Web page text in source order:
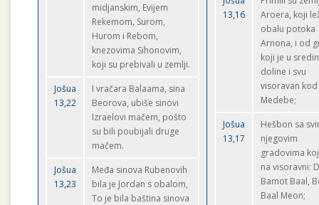
midjanskim, Evijem
Rekemom, Surom,
Hurom i Rebom,
knezovima Sihonovim,
koji su prebivali u zemlji.
Jošua
13,22
I vračara Balaama, sina
Beorova, ubiše sinovi
Izraelovi mačem, pošto
su bili poubijali druge
mačem.
Jošua
13,23
Međa sinova Rubenovih
bila je Jordan s obalom,
To je bila baština sinova
13,16
Aroera, koji
obalu potoka
Arnona, i od
koji je u
doline i svu
visoravan kod
Medebe;
Jošua
13,17
Hešbon sa
njegovim
gradovima
na visoravni:
Bamot Baal,
Baal Meon;